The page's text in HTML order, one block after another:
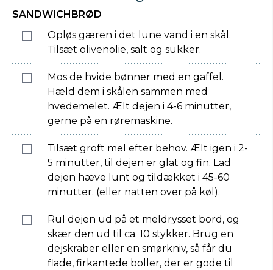
SANDWICHBRØD
Opløs gæren i det lune vand i en skål.
Tilsæt olivenolie, salt og sukker.
Mos de hvide bønner med en gaffel.
Hæld dem i skålen sammen med
hvedemelet. Ælt dejen i 4-6 minutter,
gerne på en røremaskine.
Tilsæt groft mel efter behov. Ælt igen i 2-
5 minutter, til dejen er glat og fin. Lad
dejen hæve lunt og tildækket i 45-60
minutter. (eller natten over på køl).
Rul dejen ud på et meldrysset bord, og
skær den ud til ca. 10 stykker. Brug en
dejskraber eller en smørkniv, så får du
flade, firkantede boller, der er gode til